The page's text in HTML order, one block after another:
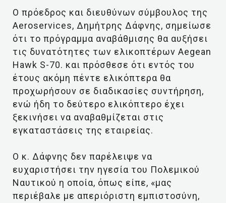
Ο πρόεδρος και διευθύνων σύμβουλος της
Aeroservices, Δημήτρης Δάφνης, σημείωσε
ότι το πρόγραμμα αναβάθμισης θα αυξήσει
τις δυνατότητες των ελικοπτέρων Aegean
Hawk S-70. και πρόσθεσε ότι εντός του
έτους ακόμη πέντε ελικόπτερα θα
προχωρήσουν σε διαδικασίες συντήρηση,
ενώ ήδη το δεύτερο ελικόπτερο έχει
ξεκινήσει να αναβαθμίζεται στις
εγκαταστάσεις της εταιρείας.
Ο κ. Δάφνης δεν παρέλειψε να
ευχαριστήσει την ηγεσία του Πολεμικού
Ναυτικού η οποία, όπως είπε, «μας
περιέβαλε με απεριόριστη εμπιστοσύνη,